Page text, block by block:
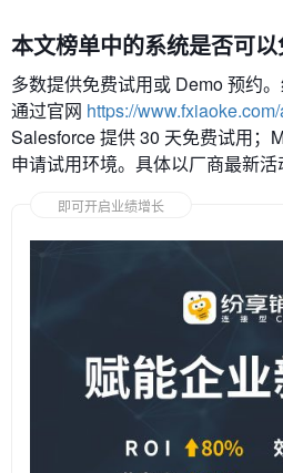
本文榜单中的系统是否可以
多数提供免费试用或 Demo 预约
通过官网 https://
Salesforce 提供 30 天免费试用；
申请试用环境。具体以厂商最新活
即可开启业绩增长